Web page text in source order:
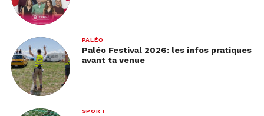
PALÉO
Paléo Festival 2026: les infos pratiques
avant ta venue
SPORT